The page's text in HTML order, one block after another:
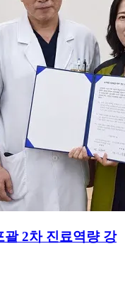
괄 2차 진료역량 강